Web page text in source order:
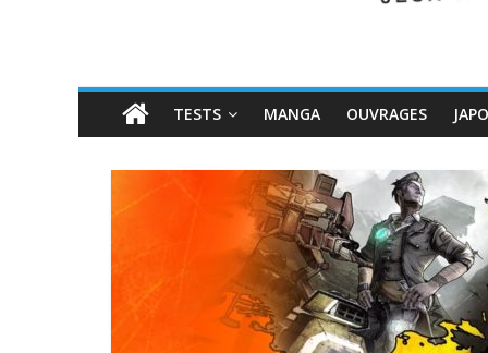
TESTS MANGA OUVRAGES